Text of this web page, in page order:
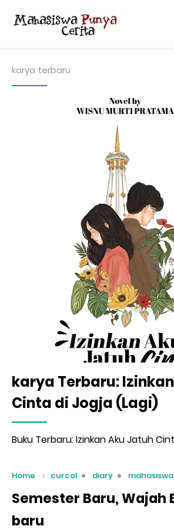
karya terbaru
karya Terbaru:
Cinta di Jogja (Lagi)
Buku Terbaru: Izinkan Aku Jatuh
Home curcol diary mahasiswa
Semester Baru, Wajah
baru